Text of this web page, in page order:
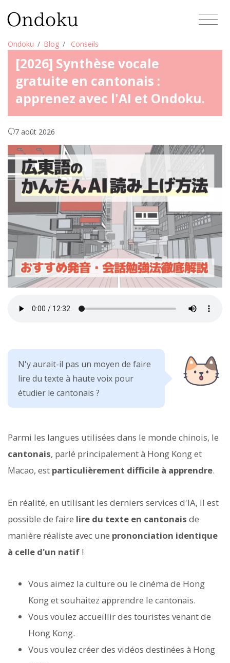
Ondoku Blog Conseils
[2026] Synthèse vocale
gratuite en cantonais :
apprenez avec l'AI et Ondoku.
7 août 2026
N'y aurait-il pas un moyen de faire
lire du texte à haute voix pour
étudier le cantonais ?
Parmi les langues utilisées dans le monde chinois, le
cantonais, parlé principalement à Hong Kong et
Macao, est particulièrement difficile à apprendre.
En réalité, en utilisant les derniers services d'IA, il est
possible de faire lire du texte en cantonais de
manière réaliste avec une prononciation identique
à celle d'un natif !
Vous aimez la culture ou le cinéma de Hong
Kong et souhaitez apprendre le cantonais.
Vous voulez accueillir des touristes venant de
Hong Kong.
Vous voulez créer des vidéos destinées à Hong